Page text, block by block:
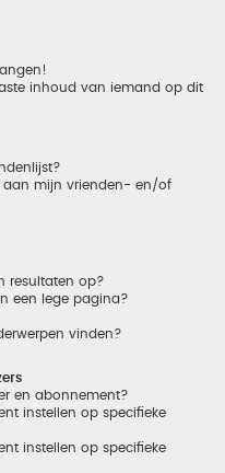
inhoud van iemand op dit
aan mijn vrienden- en/of
resultaten op?
een lege pagina?
vinden?
en abonnement?
instellen op specifieke
instellen op specifieke